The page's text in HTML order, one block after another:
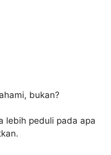
bukan?
lebih peduli pada apa